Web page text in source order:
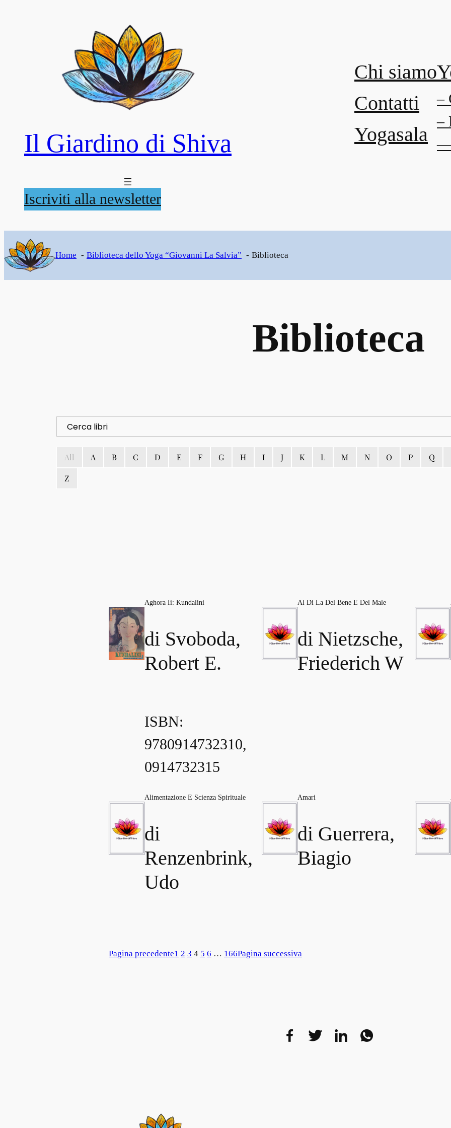
Il Giardino di Shiva
Chi siamo
Contatti
Yogasala
–
–
—
Iscriviti alla newsletter
Home Biblioteca dello Yoga “Giovanni La Salvia” Biblioteca
Biblioteca
All A B C D E F G H I J K L M N O P Q
Z
Aghora Ii: Kundalini
di Svoboda,
Robert E.
ISBN:
9780914732310,
0914732315
Al Di La Del Bene E Del Male
di Nietzsche,
Friederich W
Alimentazione E Scienza Spirituale
di
Renzenbrink,
Udo
Amari
di Guerrera,
Biagio
Pagina precedente1 2 3 4 5 6 … 166Pagina successiva
Facebook
Twitter
LinkedIn
WhatsApp